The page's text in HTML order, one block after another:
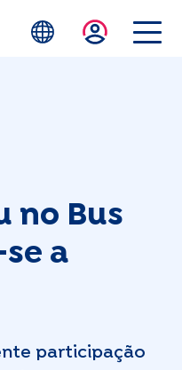
to main content
no Bus
a
participação